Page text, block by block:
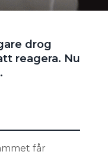
drog
reagera. Nu
får